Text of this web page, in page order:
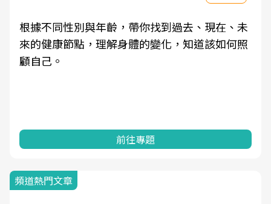
根據不同性別與年齡，帶你找到過去、現在、未
來的健康節點，理解身體的變化，知道該如何照
顧自己。
前往專題
頻道熱門文章